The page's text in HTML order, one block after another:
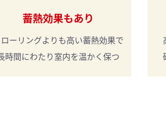
蓄熱効果もあり
ーリングよりも高い蓄熱効果で
時間にわたり室内を温かく保つ